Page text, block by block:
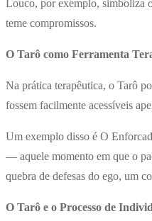
Louco, por exemplo, simboliza
teme compromissos.
O Tarô como Ferramenta
Na prática terapêutica, o Tarô
fossem facilmente acessíveis
Um exemplo disso é O
— aquele momento em que o
quebra de defesas do ego, um
O Tarô e o Processo de